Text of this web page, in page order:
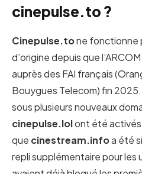
cinepulse.to ?
Cinepulse.tone fonctionne
d’origine depuis que
auprès des FAI français
Bouygues Telecom) fin
sous plusieurs nouveaux
cinepulse.lolont été activés
que cinestream.infoa été
repli supplémentaire pour les